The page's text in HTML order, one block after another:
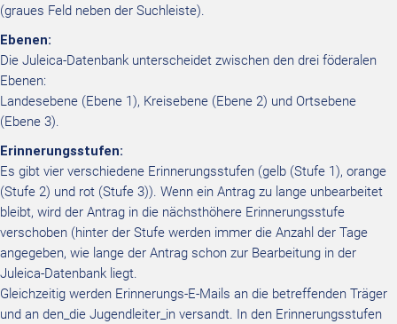
(graues Feld neben der Suchleiste).
Ebenen:
Die Juleica-Datenbank unterscheidet zwischen den drei föderalen
Ebenen:
Landesebene (Ebene 1), Kreisebene (Ebene 2) und Ortsebene
(Ebene 3).
Erinnerungsstufen:
Es gibt vier verschiedene Erinnerungsstufen (gelb (Stufe 1), orange
(Stufe 2) und rot (Stufe 3)). Wenn ein Antrag zu lange unbearbeitet
bleibt, wird der Antrag in die nächsthöhere Erinnerungsstufe
verschoben (hinter der Stufe werden immer die Anzahl der Tage
angegeben, wie lange der Antrag schon zur Bearbeitung in der
Juleica-Datenbank liegt.
Gleichzeitig werden Erinnerungs-E-Mails an die betreffenden Träger
und an den_die Jugendleiter_in versandt. In den Erinnerungsstufen